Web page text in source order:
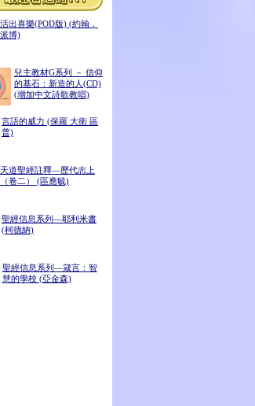
活出喜樂(POD版) (約翰．
派博)
兒主教材G系列 － 信仰
的基石：新造的人(CD)
(增加中文詩歌教唱)
言語的威力 (保羅 大衛 區
普)
天道聖經註釋—歷代志上
（卷二） (區應毓)
聖經信息系列—耶利米書
(柯德納)
聖經信息系列—箴言：智
慧的學校 (亞金森)